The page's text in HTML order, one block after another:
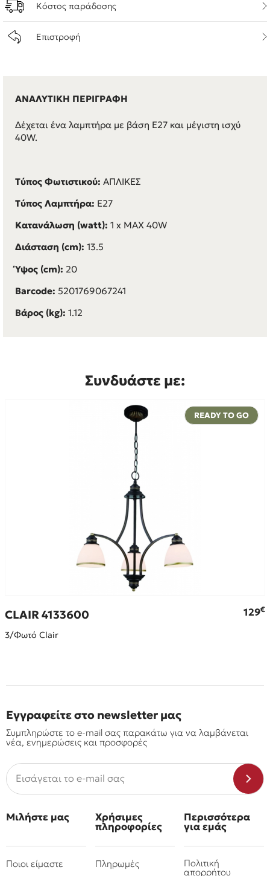
Κόστος παράδοσης
Επιστροφή
ΑΝΑΛΥΤΙΚΗ ΠΕΡΙΓΡΑΦΗ
Δέχεται ένα λαμπτήρα με βάση E27 και μέγιστη ισχύ
40W.
Τύπος Φωτιστικού: ΑΠΛΙΚΕΣ
Τύπος Λαμπτήρα: E27
Κατανάλωση (watt): 1 x MAX 40W
Διάσταση (cm): 13.5
Ύψος (cm): 20
Barcode: 5201769067241
Βάρος (kg): 1.12
Συνδυάστε με:
READY TO GO
CLAIR 4133600 129€
3/Φωτό Clair
Εγγραφείτε στο newsletter μας
Συμπληρώστε το e-mail σας παρακάτω για να λαμβάνεται
νέα, ενημερώσεις και προσφορές
Μιλήστε μας
Ποιοι είμαστε
Χρήσιμες
πληροφορίες
Πληρωμές
Περισσότερα
για εμάς
Πολιτική
απορρήτου